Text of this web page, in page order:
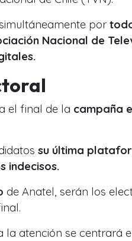
por
Nacional de
el final de la campaña
su última
indecisos.
de Anatel, serán los
la atención se centrará